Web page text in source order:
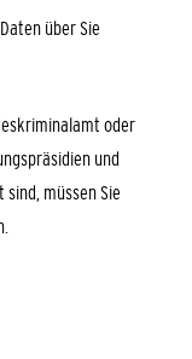
über Sie
oder
und
müssen Sie